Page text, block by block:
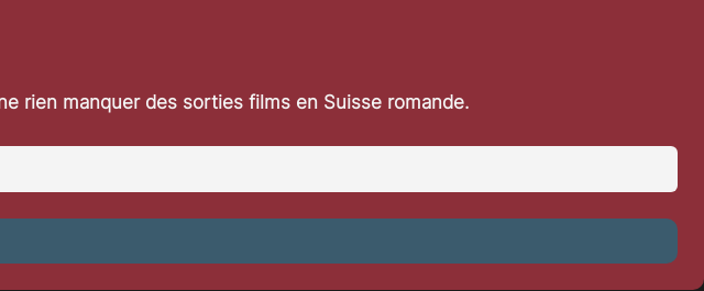
rien manquer des sorties films en Suisse romande.